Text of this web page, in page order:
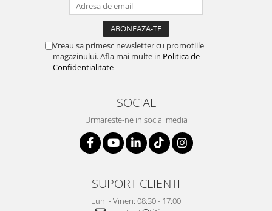
Vreau sa primesc newsletter cu promotiile
magazinului. Afla mai multe in Politica de
Confidentialitate
SOCIAL
Urmareste-ne in social media
SUPORT CLIENTI
Luni - Vineri: 08:30 - 17:00